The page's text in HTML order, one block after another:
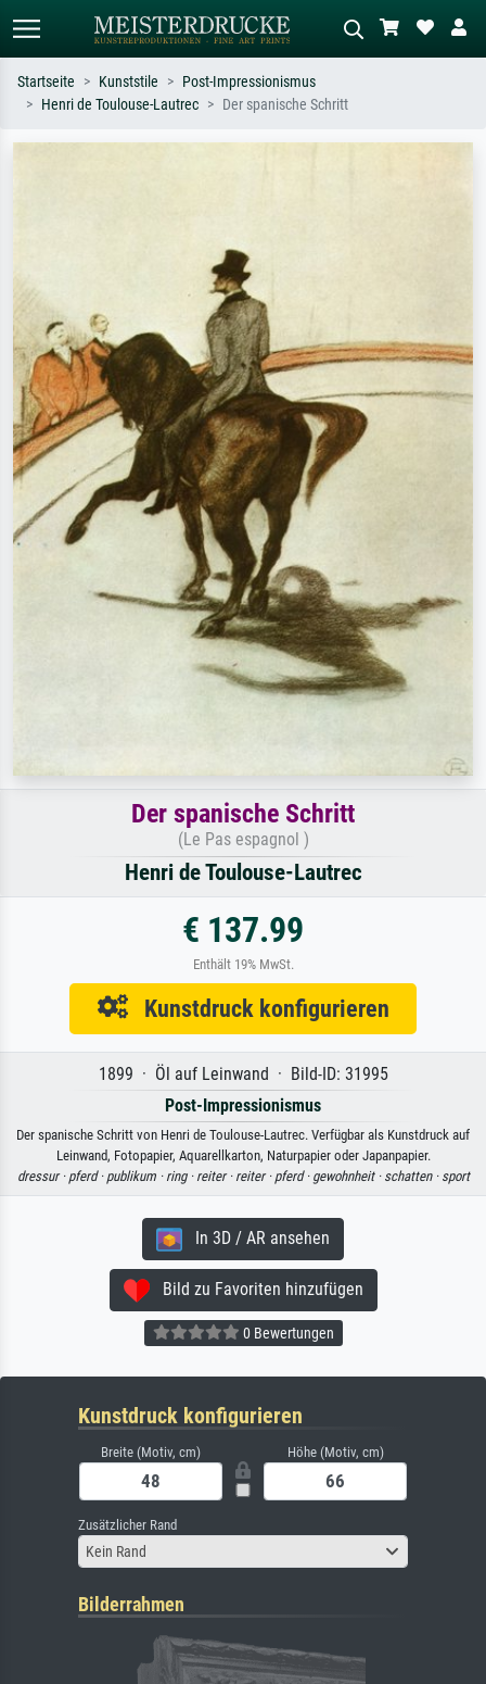
Startseite Kunststile
Post-Impressionismus
Henri de Toulouse-Lautrec
Der spanische Schritt
Der spanische Schritt
(Le Pas espagnol )
Henri de Toulouse-Lautrec
€ 137.99
Enthält 19% MwSt.
Kunstdruck konfigurieren
1899 · Öl auf Leinwand · Bild-ID: 31995
Post-Impressionismus
Der spanische Schritt von Henri de Toulouse-Lautrec. Verfügbar als Kunstdruck auf
Leinwand, Fotopapier, Aquarellkarton, Naturpapier oder Japanpapier.
dressur · pferd · publikum · ring · reiter · reiter · pferd · gewohnheit · schatten · sport
In 3D / AR ansehen
Bild zu Favoriten hinzufügen
0 Bewertungen
Kunstdruck konfigurieren
Breite (Motiv, cm) Höhe (Motiv, cm)
Zusätzlicher Rand
Kein Rand
Bilderrahmen